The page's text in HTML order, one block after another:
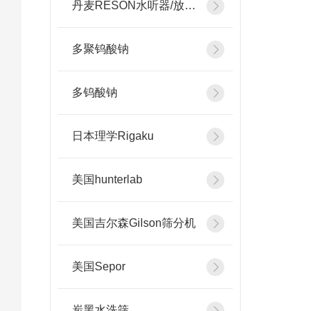
丹麦RESON水听器/放大器
多聚钨酸钠
多钨酸钠
日本理学Rigaku
美国hunterlab
美国吉尔森Gilson筛分机
美国Sepor